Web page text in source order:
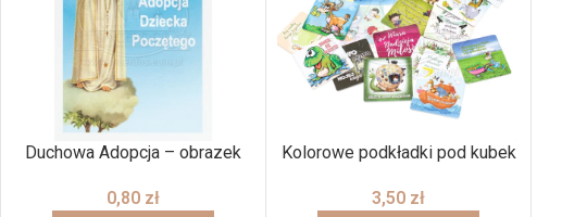
Duchowa Adopcja – obrazek
0,80 zł
Kolorowe podkładki pod kubek
3,50 zł